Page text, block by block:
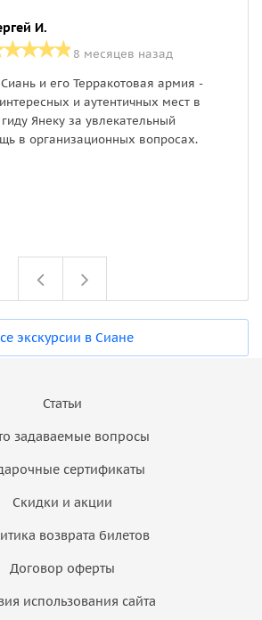
И.
8 месяцев назад
и его Терракотовая армия -
и аутентичных мест в
Янеку за увлекательный
в организационных вопросах.
экскурсии в Сиане
Статьи
задаваемые вопросы
сертификаты
Скидки и акции
возврата билетов
Договор оферты
использования сайта